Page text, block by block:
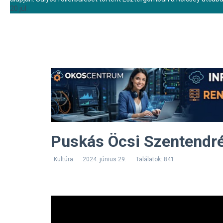
20 júl.
Puskás Öcsi
Kultúra 2024. június 29. Találatok: 841